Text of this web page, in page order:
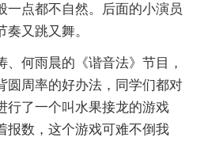
一点都不自然。后面的小演员
又跳又舞。
、何雨晨的《谐音法》节目，
圆周率的好办法，同学们都对
行了一个叫水果接龙的游戏
数，这个游戏可难不倒我